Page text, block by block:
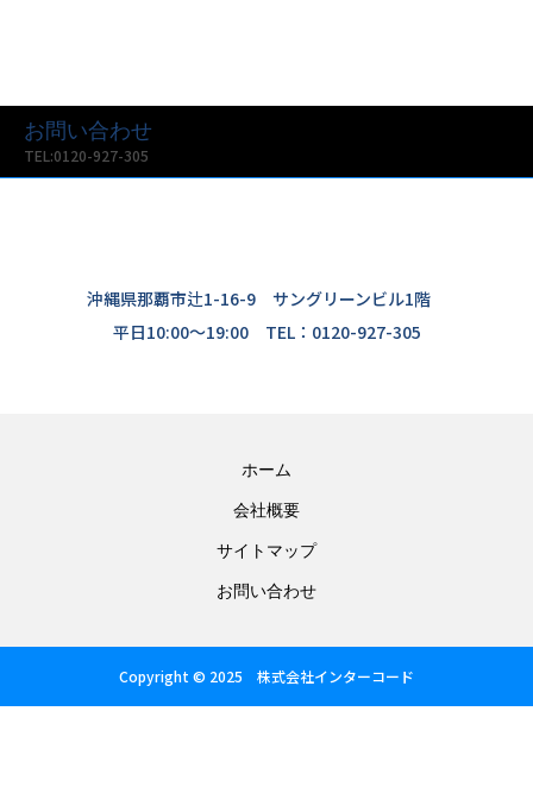
お問い合わせ
TEL:0120-927-305
沖縄県那覇市辻1-16-9 サングリーンビル1階
平日10:00〜19:00 TEL：0120-927-305
ホーム
会社概要
サイトマップ
お問い合わせ
Copyright © 2025 株式会社インターコード